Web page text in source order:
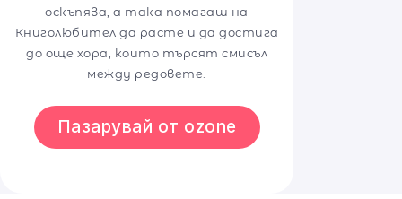
оскъпява, а така помагаш на
Книголюбител да расте и да достига
до още хора, които търсят смисъл
между редовете.
Пазарувай от ozone